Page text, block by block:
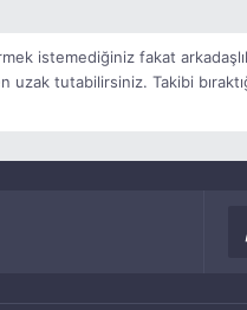
istemediğiniz fakat
tutabilirsiniz. Takibi